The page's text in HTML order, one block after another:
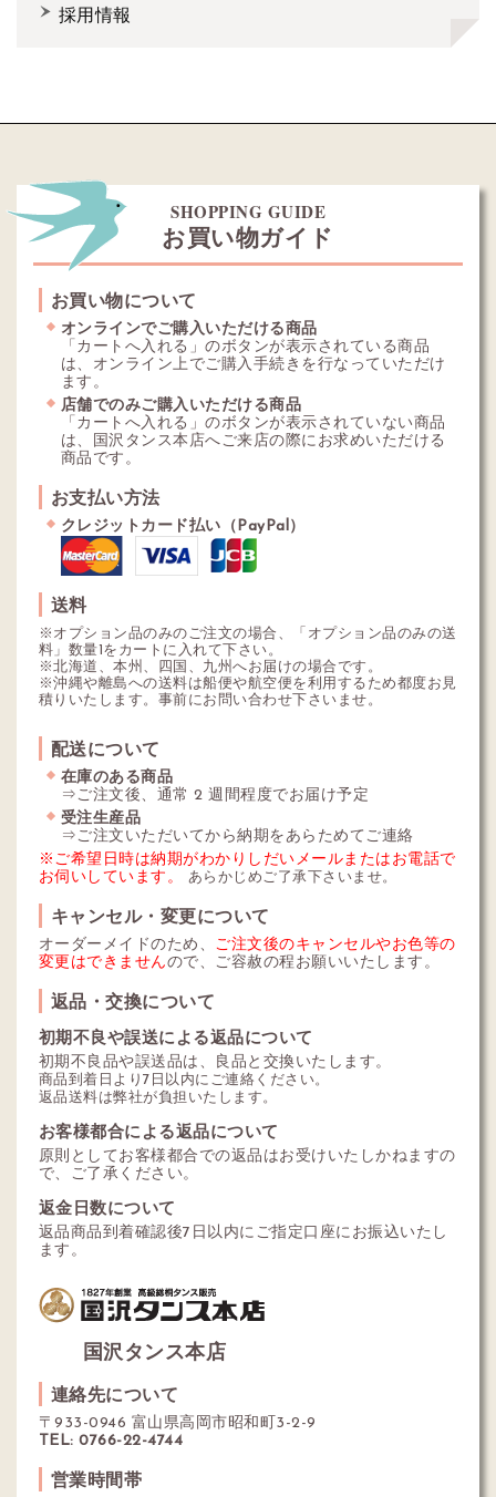
採用情報
SHOPPING GUIDE
お買い物ガイド
お買い物について
オンラインでご購入いただける商品
「カートへ入れる」のボタンが表示されている商品
は、オンライン上でご購入手続きを行なっていただけ
ます。
店舗でのみご購入いただける商品
「カートへ入れる」のボタンが表示されていない商品
は、国沢タンス本店へご来店の際にお求めいただける
商品です。
お支払い方法
クレジットカード払い（PayPal）
送料
※オプション品のみのご注文の場合、「オプション品のみの送
料」数量1をカートに入れて下さい。
※北海道、本州、四国、九州へお届けの場合です。
※沖縄や離島への送料は船便や航空便を利用するため都度お見
積りいたします。事前にお問い合わせ下さいませ。
配送について
在庫のある商品
⇒ご注文後、通常 2 週間程度でお届け予定
受注生産品
⇒ご注文いただいてから納期をあらためてご連絡
※ご希望日時は納期がわかりしだいメールまたはお電話で
お伺いしています。
あらかじめご了承下さいませ。
キャンセル・変更について
オーダーメイドのため、 ご注文後のキャンセルやお色等の
変更はできませんので、ご容赦の程お願いいたします。
返品・交換について
初期不良や誤送による返品について
初期不良品や誤送品は、良品と交換いたします。
商品到着日より7日以内にご連絡ください。
返品送料は弊社が負担いたします。
お客様都合による返品について
原則としてお客様都合での返品はお受けいたしかねますの
で、ご了承ください。
返金日数について
返品商品到着確認後7日以内にご指定口座にお振込いたし
ます。
国沢タンス本店
連絡先について
〒933-0946 富山県高岡市昭和町3-2-9
TEL: 0766-22-4744
営業時間帯